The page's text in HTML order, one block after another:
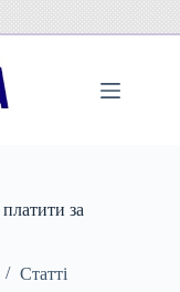
за
Статті